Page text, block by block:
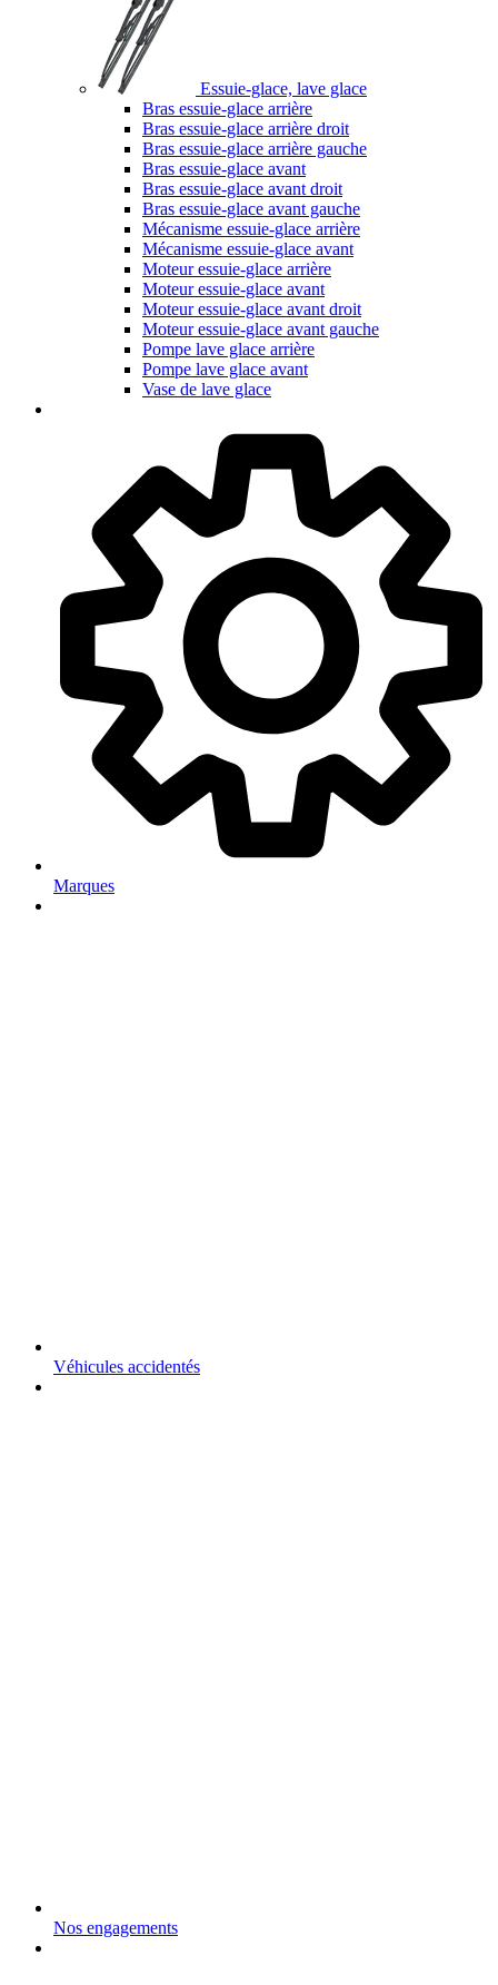
Essuie-glace, lave glace
Bras essuie-glace arrière
Bras essuie-glace arrière droit
Bras essuie-glace arrière gauche
Bras essuie-glace avant
Bras essuie-glace avant droit
Bras essuie-glace avant gauche
Mécanisme essuie-glace arrière
Mécanisme essuie-glace avant
Moteur essuie-glace arrière
Moteur essuie-glace avant
Moteur essuie-glace avant droit
Moteur essuie-glace avant gauche
Pompe lave glace arrière
Pompe lave glace avant
Vase de lave glace
Marques
Véhicules accidentés
Nos engagements